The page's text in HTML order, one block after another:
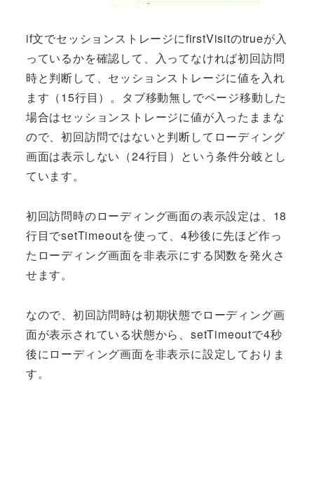
if文でセッションストレージにfirstVisitのtrueが入
っているかを確認して、入ってなければ初回訪問
時と判断して、セッションストレージに値を入れ
ます（15行目）。タブ移動無しでページ移動した
場合はセッションストレージに値が入ったままな
ので、初回訪問ではないと判断してローディング
画面は表示しない（24行目）という条件分岐とし
ています。
初回訪問時のローディング画面の表示設定は、18
行目でsetTimeoutを使って、4秒後に先ほど作っ
たローディング画面を非表示にする関数を発火さ
せます。
なので、初回訪問時は初期状態でローディング画
面が表示されている状態から、setTimeoutで4秒
後にローディング画面を非表示に設定しておりま
す。